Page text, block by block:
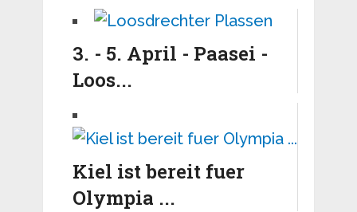
3. - 5. April - Paasei -
Loos...
Kiel ist bereit fuer
Olympia ...